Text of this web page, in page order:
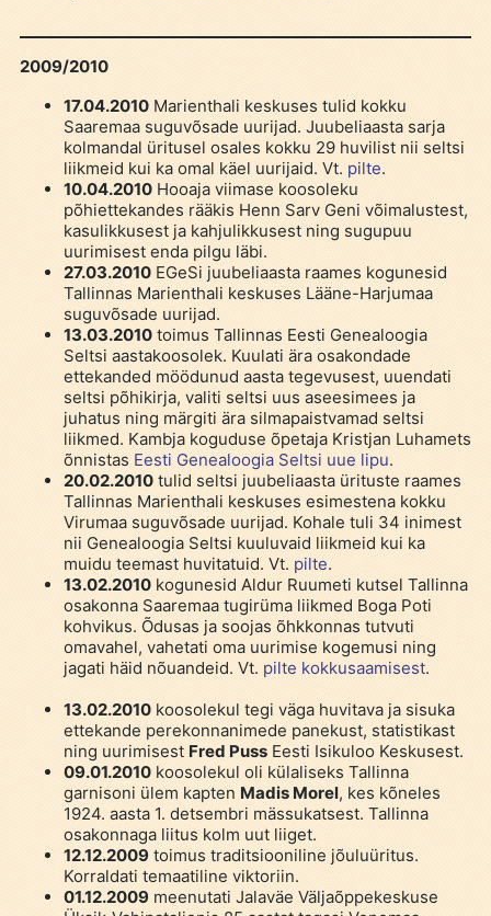
2009/2010
17.04.2010Marienthali keskuses tulid kokku
Saaremaa suguvõsade uurijad. Juubeliaasta sarja
kolmandal üritusel osales kokku 29 huvilist nii seltsi
liikmeid kui ka omal käel uurijaid. Vt.pilte.
10.04.2010Hooaja viimase koosoleku
põhiettekandes rääkis Henn Sarv Geni võimalustest,
kasulikkusest ja kahjulikkusest ning sugupuu
uurimisest enda pilgu läbi.
27.03.2010EGeSi juubeliaasta raames kogunesid
Tallinnas Marienthali keskuses Lääne-Harjumaa
suguvõsade uurijad.
13.03.2010toimus Tallinnas Eesti Genealoogia
Seltsi aastakoosolek. Kuulati ära osakondade
ettekanded möödunud aasta tegevusest, uuendati
seltsi põhikirja, valiti seltsi uus aseesimees ja
juhatus ning märgiti ära silmapaistvamad seltsi
liikmed. Kambja koguduse õpetaja Kristjan Luhamets
õnnistasEesti Genealoogia Seltsi uue lipu.
20.02.2010tulid seltsi juubeliaasta ürituste raames
Tallinnas Marienthali keskuses esimestena kokku
Virumaa suguvõsade uurijad. Kohale tuli 34 inimest
nii Genealoogia Seltsi kuuluvaid liikmeid kui ka
muidu teemast huvitatuid. Vt.pilte.
13.02.2010kogunesid Aldur Ruumeti kutsel Tallinna
osakonna Saaremaa tugirüma liikmed Boga Poti
kohvikus. Õdusas ja soojas õhkkonnas tutvuti
omavahel, vahetati oma uurimise kogemusi ning
jagati häid nõuandeid. Vt.pilte kokkusaamisest.
13.02.2010koosolekul tegi väga huvitava ja sisuka
ettekande perekonnanimede panekust, statistikast
ning uurimisestFred PussEesti Isikuloo Keskusest.
09.01.2010koosolekul oli külaliseks Tallinna
garnisoni ülem kaptenMadis Morel, kes kõneles
1924. aasta 1. detsembri mässukatsest. Tallinna
osakonnaga liitus kolm uut liiget.
12.12.2009toimus traditsiooniline jõuluüritus.
Korraldati temaatiline viktoriin.
01.12.2009meenutati Jalaväe Väljaõppekeskuse